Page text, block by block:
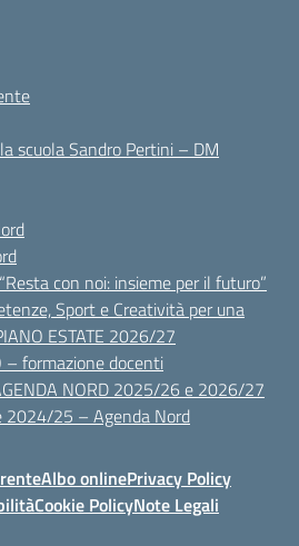
scuola Sandro Pertini – DM
con noi: insieme per il futuro”
Sport e Creatività per una
ESTATE 2026/27
– formazione docenti
NORD 2025/26 e 2026/27
25 – Agenda Nord
Albo onlinePrivacy Policy
Cookie PolicyNote Legali